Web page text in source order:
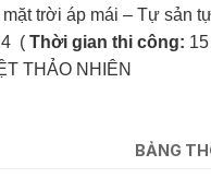
trời áp mái – Tự sản
( Thời gian thi công:
THẢO NHIÊN
BẢNG